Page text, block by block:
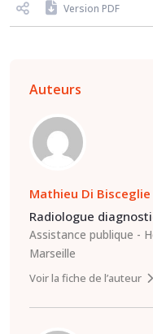
Version PDF
Auteurs
Mathieu Di Bisceglie
Radiologue
Assistance publique -
Marseille
Voir la fiche de l’auteur